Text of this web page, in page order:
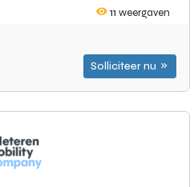
11 weergaven
Solliciteer nu